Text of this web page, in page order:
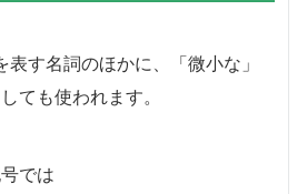
す名詞のほかに、「微小な」
ても使われます。
では